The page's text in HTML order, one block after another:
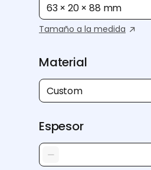
63 × 20 × 88 mm
Tamaño a la medida
Material
Custom
Espesor